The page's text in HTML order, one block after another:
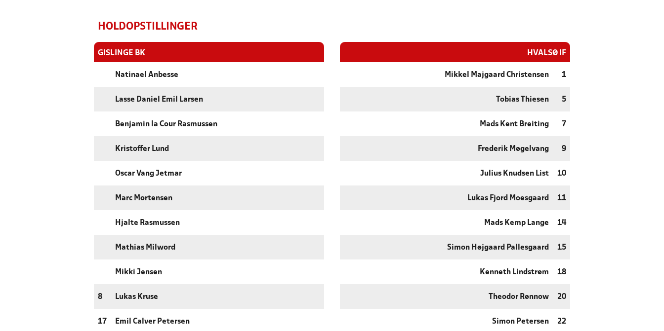
HOLDOPSTILLINGER
GISLINGE BK
Natinael Anbesse
Lasse Daniel Emil Larsen
Benjamin la Cour Rasmussen
Kristoffer Lund
Oscar Vang Jetmar
Marc Mortensen
Hjalte Rasmussen
Mathias Milword
Mikki Jensen
8 Lukas Kruse
17 Emil Calver Petersen
HVALSØ IF
Mikkel Majgaard Christensen 1
Tobias Thiesen 5
Mads Kent Breiting 7
Frederik Møgelvang 9
Julius Knudsen List 10
Lukas Fjord Moesgaard 11
Mads Kemp Lange 14
Simon Højgaard Pallesgaard 15
Kenneth Lindstrøm 18
Theodor Rønnow 20
Simon Petersen 22